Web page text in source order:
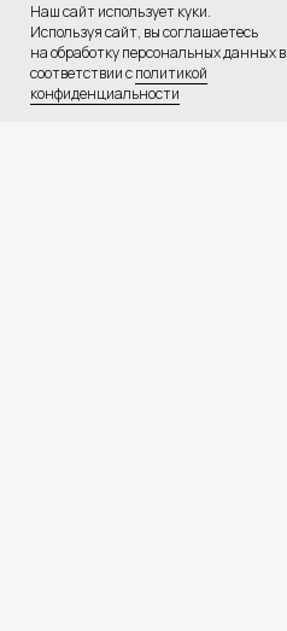
Вакансии
⚡ Медиа
База креативов
Наш сайт использует куки.
Используя сайт, вы соглашаетесь
на обработку персональных данных в
соответствии сполитикой
конфиденциальности